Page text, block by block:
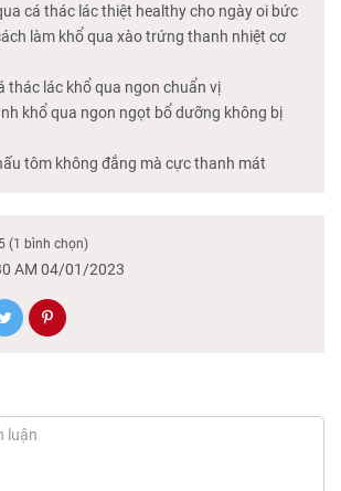
cá thác lác thiệt healthy cho ngày oi bức
làm khổ qua xào trứng thanh nhiệt cơ
thác lác khổ qua ngon chuẩn vị
khổ qua ngon ngọt bổ dưỡng không bị
tôm không đắng mà cực thanh mát
5 (1 bình chọn)
AM 04/01/2023